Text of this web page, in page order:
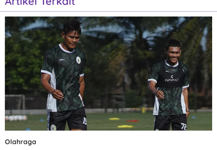
Olahraga